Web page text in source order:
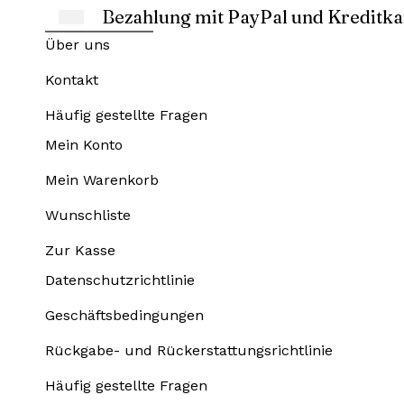
Bezahlung mit PayPal und
Über uns
Kontakt
Häufig gestellte Fragen
Mein Konto
Mein Warenkorb
Wunschliste
Zur Kasse
Datenschutzrichtlinie
Geschäftsbedingungen
Rückgabe- und Rückerstattungsrichtlinie
Häufig gestellte Fragen